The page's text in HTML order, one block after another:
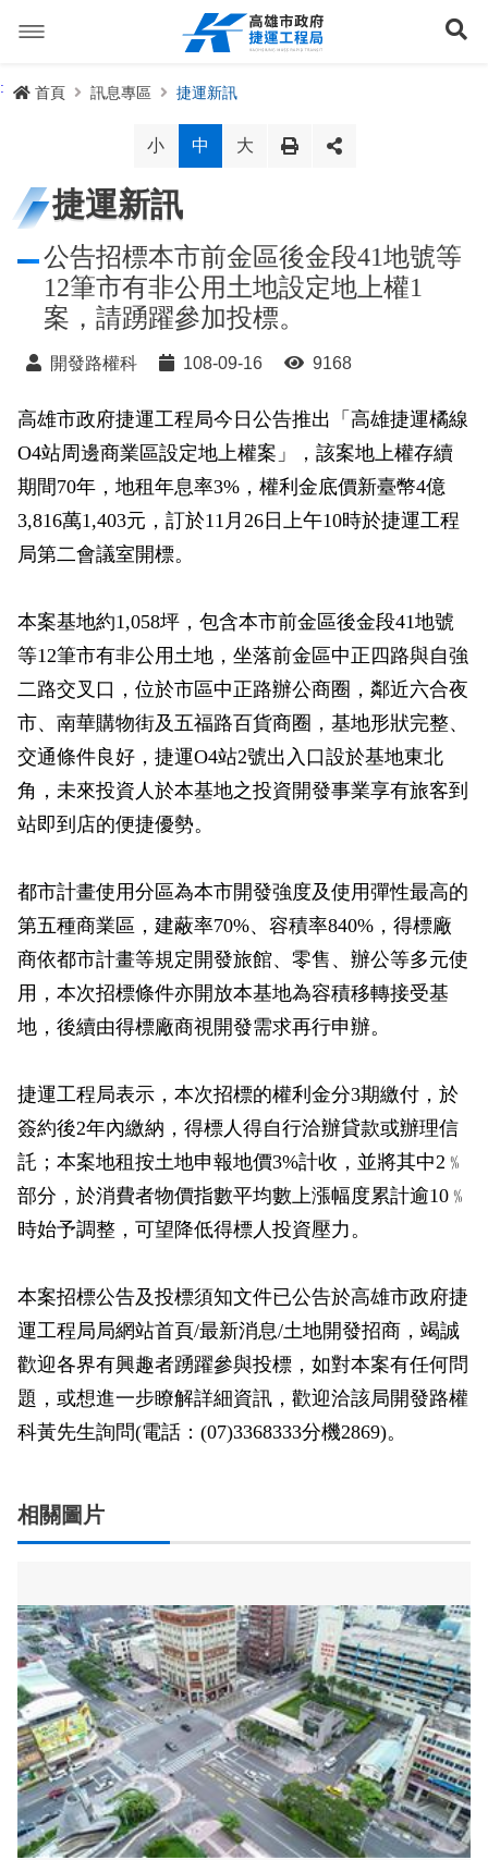
容
捷運路線進度圖
路網簡介
規劃中
岡山路竹延伸線(第二A階段)
捷運黃線
小港林園線
捷運紅/橘線
環狀輕軌
訊息專區
公聽會與說明會
性別主流化專區
Open Data
打詐儀錶板
局長信箱
檔案應用專區
相關連結
雙語詞彙
交流互動
特色車站
輕軌簡介
輕軌與傳統火車
輕軌與公車捷運
無架空線
局徽
組織職掌
服務電話
網站導覽
首頁 訊息專區 捷運新訊
小 中 大
捷運新訊
公告招標本市前金區後金段41地號等
12筆市有非公用土地設定地上權1
案，請踴躍參加投標。
開發路權科 108-09-16 9168
高雄市政府捷運工程局今日公告推出「高雄捷運橘線
O4站周邊商業區設定地上權案」，該案地上權存續
期間70年，地租年息率3%，權利金底價新臺幣4億
3,816萬1,403元，訂於11月26日上午10時於捷運工程
局第二會議室開標。
本案基地約1,058坪，包含本市前金區後金段41地號
等12筆市有非公用土地，坐落前金區中正四路與自強
二路交叉口，位於市區中正路辦公商圈，鄰近六合夜
市、南華購物街及五福路百貨商圈，基地形狀完整、
交通條件良好，捷運O4站2號出入口設於基地東北
角，未來投資人於本基地之投資開發事業享有旅客到
站即到店的便捷優勢。
都市計畫使用分區為本市開發強度及使用彈性最高的
第五種商業區，建蔽率70%、容積率840%，得標廠
商依都市計畫等規定開發旅館、零售、辦公等多元使
用，本次招標條件亦開放本基地為容積移轉接受基
地，後續由得標廠商視開發需求再行申辦。
捷運工程局表示，本次招標的權利金分3期繳付，於
簽約後2年內繳納，得標人得自行洽辦貸款或辦理信
託；本案地租按土地申報地價3%計收，並將其中2﹪
部分，於消費者物價指數平均數上漲幅度累計逾10﹪
時始予調整，可望降低得標人投資壓力。
本案招標公告及投標須知文件已公告於高雄市政府捷
運工程局局網站首頁/最新消息/土地開發招商，竭誠
歡迎各界有興趣者踴躍參與投標，如對本案有任何問
題，或想進一步瞭解詳細資訊，歡迎洽該局開發路權
科黃先生詢問(電話：(07)3368333分機2869)。
相關圖片